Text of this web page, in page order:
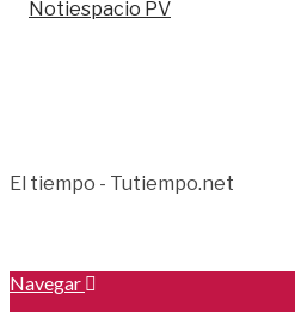
El tiempo - Tutiempo.net
Navegar